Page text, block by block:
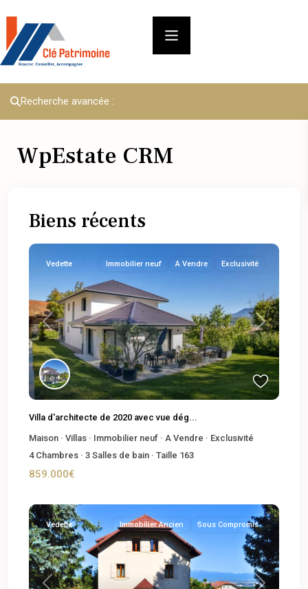
Recherche avancée :
WpEstate CRM
Biens récents
Previous Next
Vedette Immobilier neuf A Vendre Exclusivité
Villa d'architecte de 2020 avec vue dég...
Maison · Villas · Immobilier neuf · A Vendre · Exclusivité
4Chambres · 3 Salles de bain · Taille 163
859.000€
Vedette Immobilier Ancien Sous Compromis